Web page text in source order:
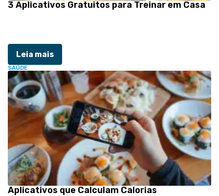
3 Aplicativos Gratuitos para Treinar em Casa
Leia mais
SAÚDE
Aplicativos que Calculam Calorias